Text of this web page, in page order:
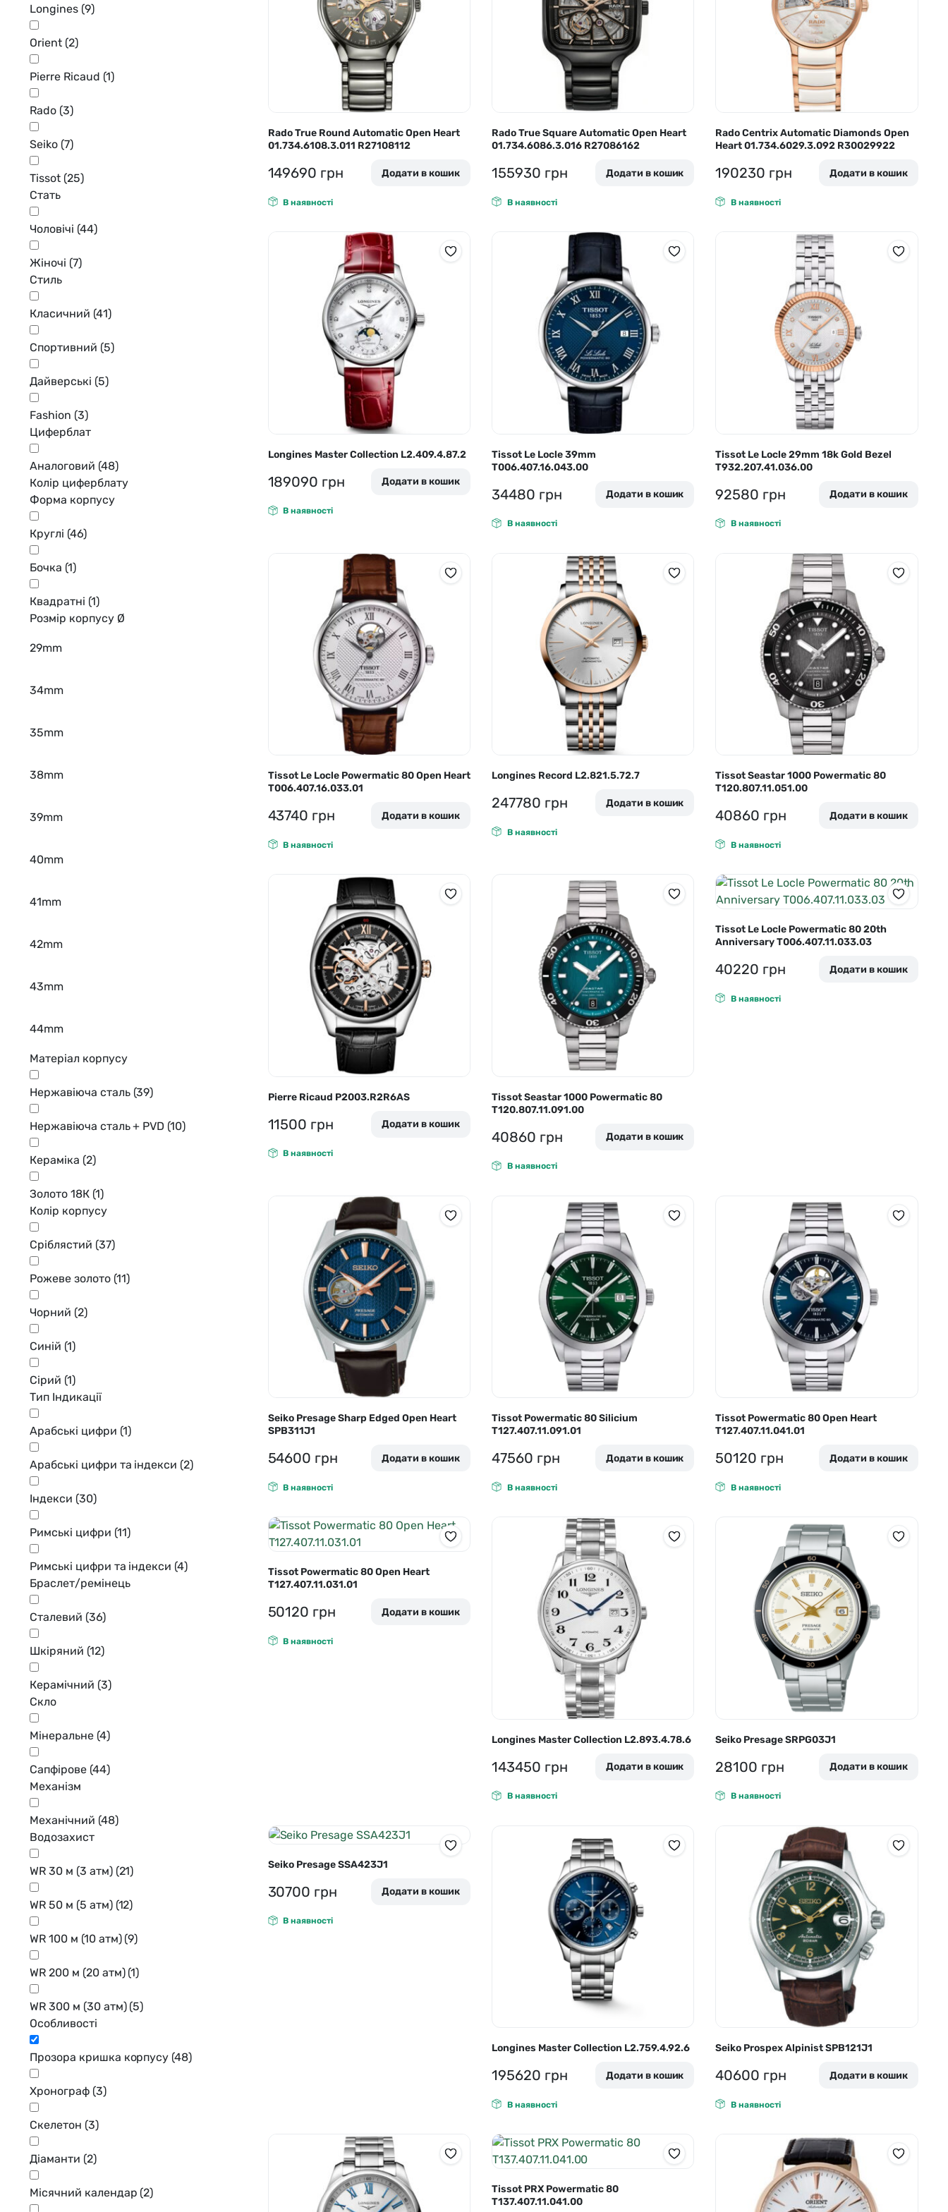
Casio
Certina 🇨🇭
Jacques Lemans
Pierre Ricaud
Swiss Alpine Military 🇨🇭
Діаманти
Перламутр
Римські цифри та індекси
Арабські цифри
Римські цифри
Без індикації
Rado True Round Automatic Open Heart
01.734.6108.3.011 R27108112
149690 грн Додати в кошик
В наявності
Rado True Square Automatic Open Heart
01.734.6086.3.016 R27086162
155930 грн Додати в кошик
В наявності
Rado Centrix Automatic Diamonds Open
Heart 01.734.6029.3.092 R30029922
190230 грн Додати в кошик
В наявності
Longines Master Collection L2.409.4.87.2
189090 грн Додати в кошик
В наявності
Tissot Le Locle 39mm
T006.407.16.043.00
34480 грн Додати в кошик
В наявності
Tissot Le Locle 29mm 18k Gold Bezel
T932.207.41.036.00
92580 грн Додати в кошик
В наявності
Tissot Le Locle Powermatic 80 Open Heart
T006.407.16.033.01
43740 грн Додати в кошик
В наявності
Longines Record L2.821.5.72.7
247780 грн Додати в кошик
В наявності
Tissot Seastar 1000 Powermatic 80
T120.807.11.051.00
40860 грн Додати в кошик
В наявності
Pierre Ricaud P2003.R2R6AS
11500 грн Додати в кошик
В наявності
Tissot Seastar 1000 Powermatic 80
T120.807.11.091.00
40860 грн Додати в кошик
В наявності
Tissot Le Locle Powermatic 80 20th
Anniversary T006.407.11.033.03
40220 грн Додати в кошик
В наявності
Seiko Presage Sharp Edged Open Heart
SPB311J1
54600 грн Додати в кошик
В наявності
Tissot Powermatic 80 Silicium
T127.407.11.091.01
47560 грн Додати в кошик
В наявності
Tissot Powermatic 80 Open Heart
T127.407.11.041.01
50120 грн Додати в кошик
В наявності
Tissot Powermatic 80 Open Heart
T127.407.11.031.01
50120 грн Додати в кошик
В наявності
Longines Master Collection L2.893.4.78.6
143450 грн Додати в кошик
В наявності
Seiko Presage SRPG03J1
28100 грн Додати в кошик
В наявності
Seiko Presage SSA423J1
30700 грн Додати в кошик
В наявності
Longines Master Collection L2.759.4.92.6
195620 грн Додати в кошик
В наявності
Seiko Prospex Alpinist SPB121J1
40600 грн Додати в кошик
В наявності
Tissot PRX Powermatic 80
T137.407.11.041.00
Longines (9)
Orient (2)
Pierre Ricaud (1)
Rado (3)
Seiko (7)
Tissot (25)
Стать
Чоловічі (44)
Жіночі (7)
Стиль
Класичний (41)
Спортивний (5)
Дайверські (5)
Fashion (3)
Циферблат
Аналоговий (48)
Колір циферблату
Форма корпусу
Круглі (46)
Бочка (1)
Квадратні (1)
Розмір корпусу Ø
29mm
34mm
35mm
38mm
39mm
40mm
41mm
42mm
43mm
44mm
Матеріал корпусу
Нержавіюча сталь (39)
Нержавіюча сталь + PVD (10)
Кераміка (2)
Золото 18К (1)
Колір корпусу
Сріблястий (37)
Рожеве золото (11)
Чорний (2)
Синій (1)
Сірий (1)
Тип Індикації
Арабські цифри (1)
Арабські цифри та індекси (2)
Індекси (30)
Римські цифри (11)
Римські цифри та індекси (4)
Браслет/ремінець
Сталевий (36)
Шкіряний (12)
Керамічний (3)
Скло
Мінеральне (4)
Сапфірове (44)
Механізм
Механічний (48)
Водозахист
WR 30 м (3 атм) (21)
WR 50 м (5 атм) (12)
WR 100 м (10 атм) (9)
WR 200 м (20 атм) (1)
WR 300 м (30 атм) (5)
Особливості
Прозора кришка корпусу (48)
Хронограф (3)
Скелетон (3)
Діаманти (2)
Місячний календар (2)